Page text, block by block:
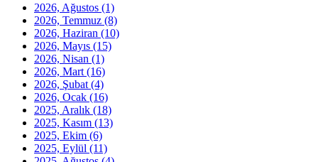
2026, Ağustos (1)
2026, Temmuz (8)
2026, Haziran (10)
2026, Mayıs (15)
2026, Nisan (1)
2026, Mart (16)
2026, Şubat (4)
2026, Ocak (16)
2025, Aralık (18)
2025, Kasım (13)
2025, Ekim (6)
2025, Eylül (11)